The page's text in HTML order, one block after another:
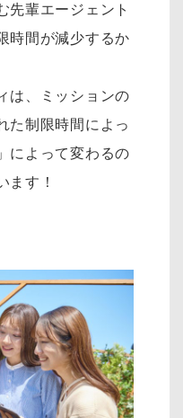
先輩エージェント
時間が減少するか
は、ミッションの
た制限時間によっ
によって変わるの
ます！